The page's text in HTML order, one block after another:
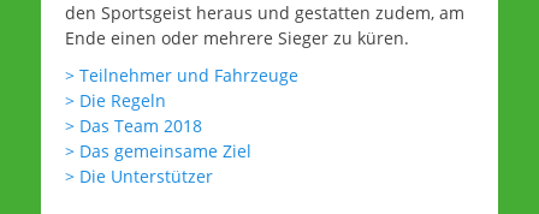
den Sportsgeist heraus und gestatten zudem, am
Ende einen oder mehrere Sieger zu küren.
> Teilnehmer und Fahrzeuge
> Die Regeln
> Das Team 2018
> Das gemeinsame Ziel
> Die Unterstützer